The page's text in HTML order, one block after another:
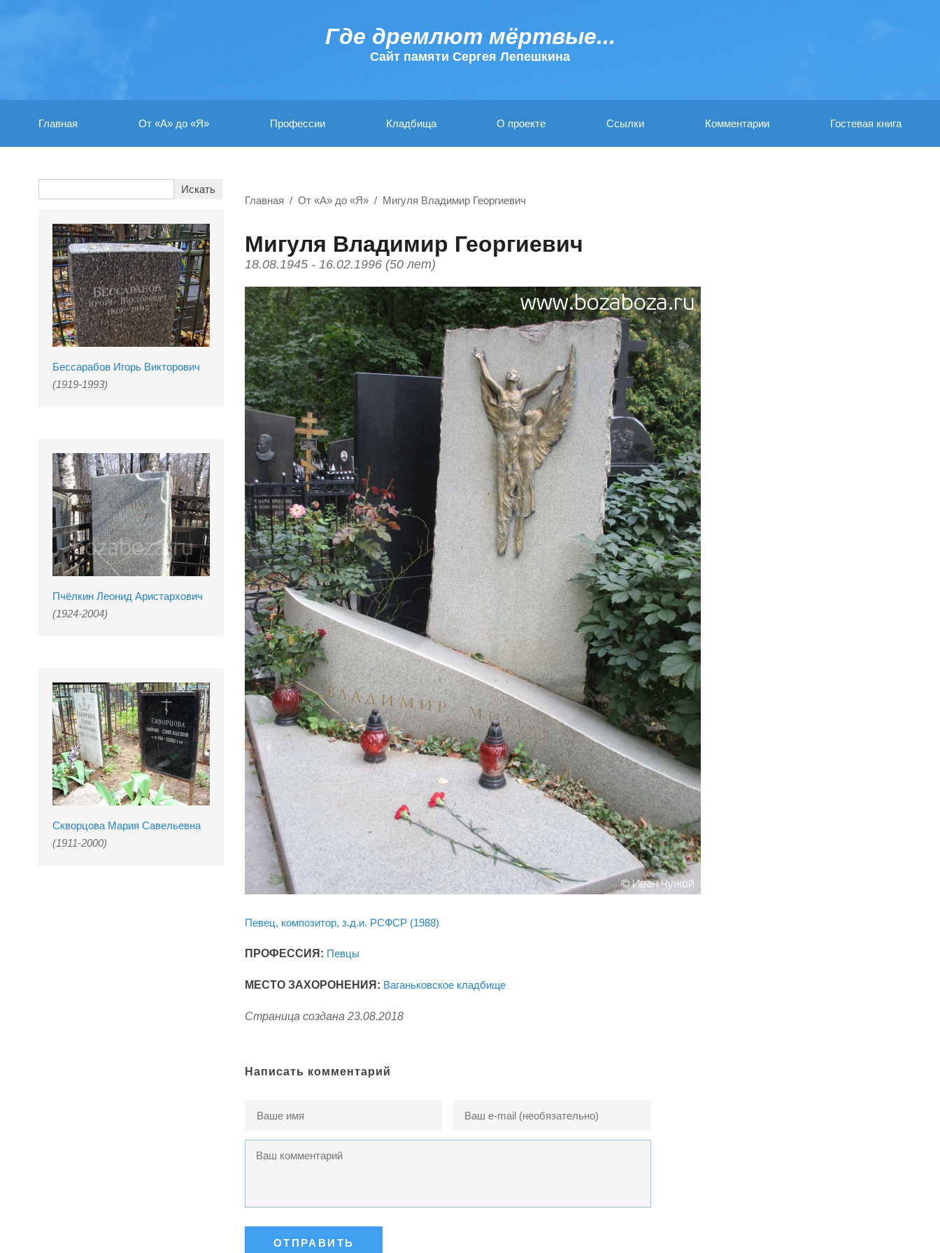
Где дремлют мёртвые...
Cайт памяти Сергея Лепешкина
Главная От «А» до «Я» Профессии Кладбища О проекте Ссылки Комментарии Гостевая книга
Бессарабов Игорь Викторович
(1919-1993)
Пчёлкин Леонид Аристархович
(1924-2004)
Скворцова Мария Савельевна
(1911-2000)
Главная От «А» до «Я» Мигуля Владимир Георгиевич
Мигуля Владимир Георгиевич
18.08.1945 - 16.02.1996 (50 лет)
Певец, композитор, з.д.и. РСФСР (1988)
ПРОФЕССИЯ: Певцы
МЕСТО ЗАХОРОНЕНИЯ: Ваганьковское кладбище
Страница создана 23.08.2018
Написать комментарий